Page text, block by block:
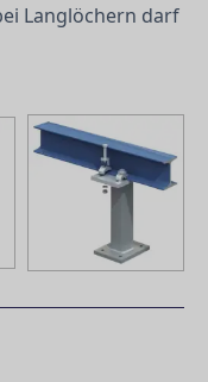
Langlöchern darf